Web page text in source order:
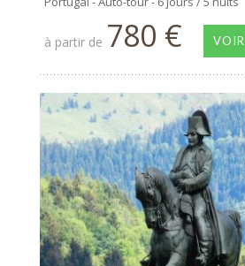
à partir de 780 € VOIR